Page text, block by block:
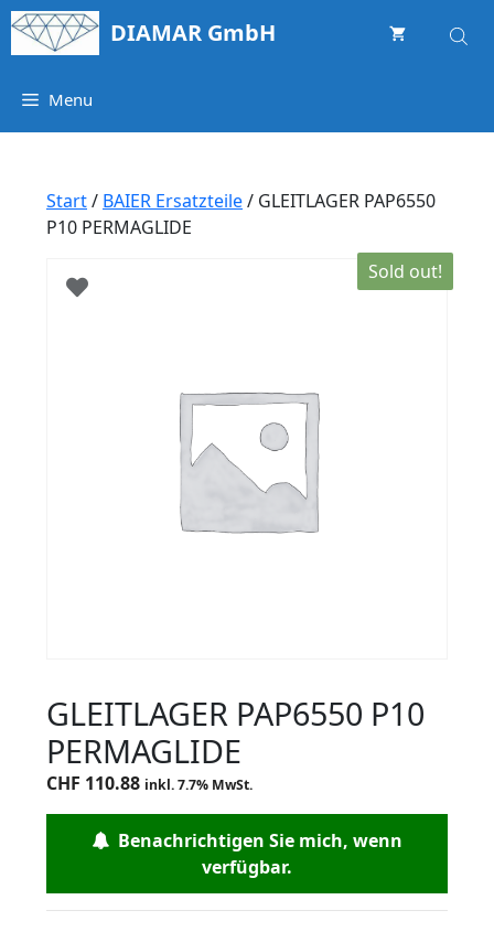
Springe
zum
DIAMAR GmbH
Menu
Start/ BAIER Ersatzteile/ GLEITLAGER PAP6550
P10 PERMAGLIDE
Sold out!
GLEITLAGER PAP6550 P10
PERMAGLIDE
CHF 110.88 inkl. 7.7% MwSt.
Benachrichtigen Sie mich, wenn
verfügbar.